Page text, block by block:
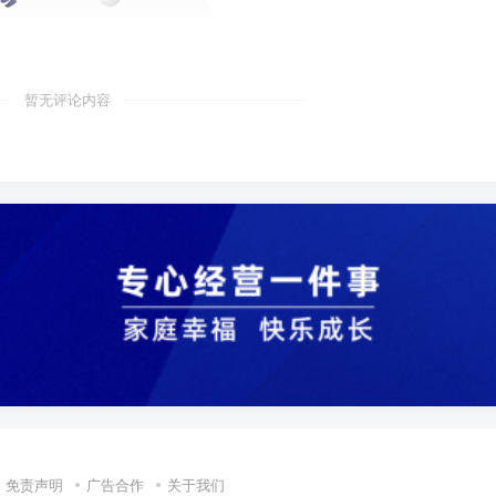
暂无评论内容
免责声明 广告合作 关于我们